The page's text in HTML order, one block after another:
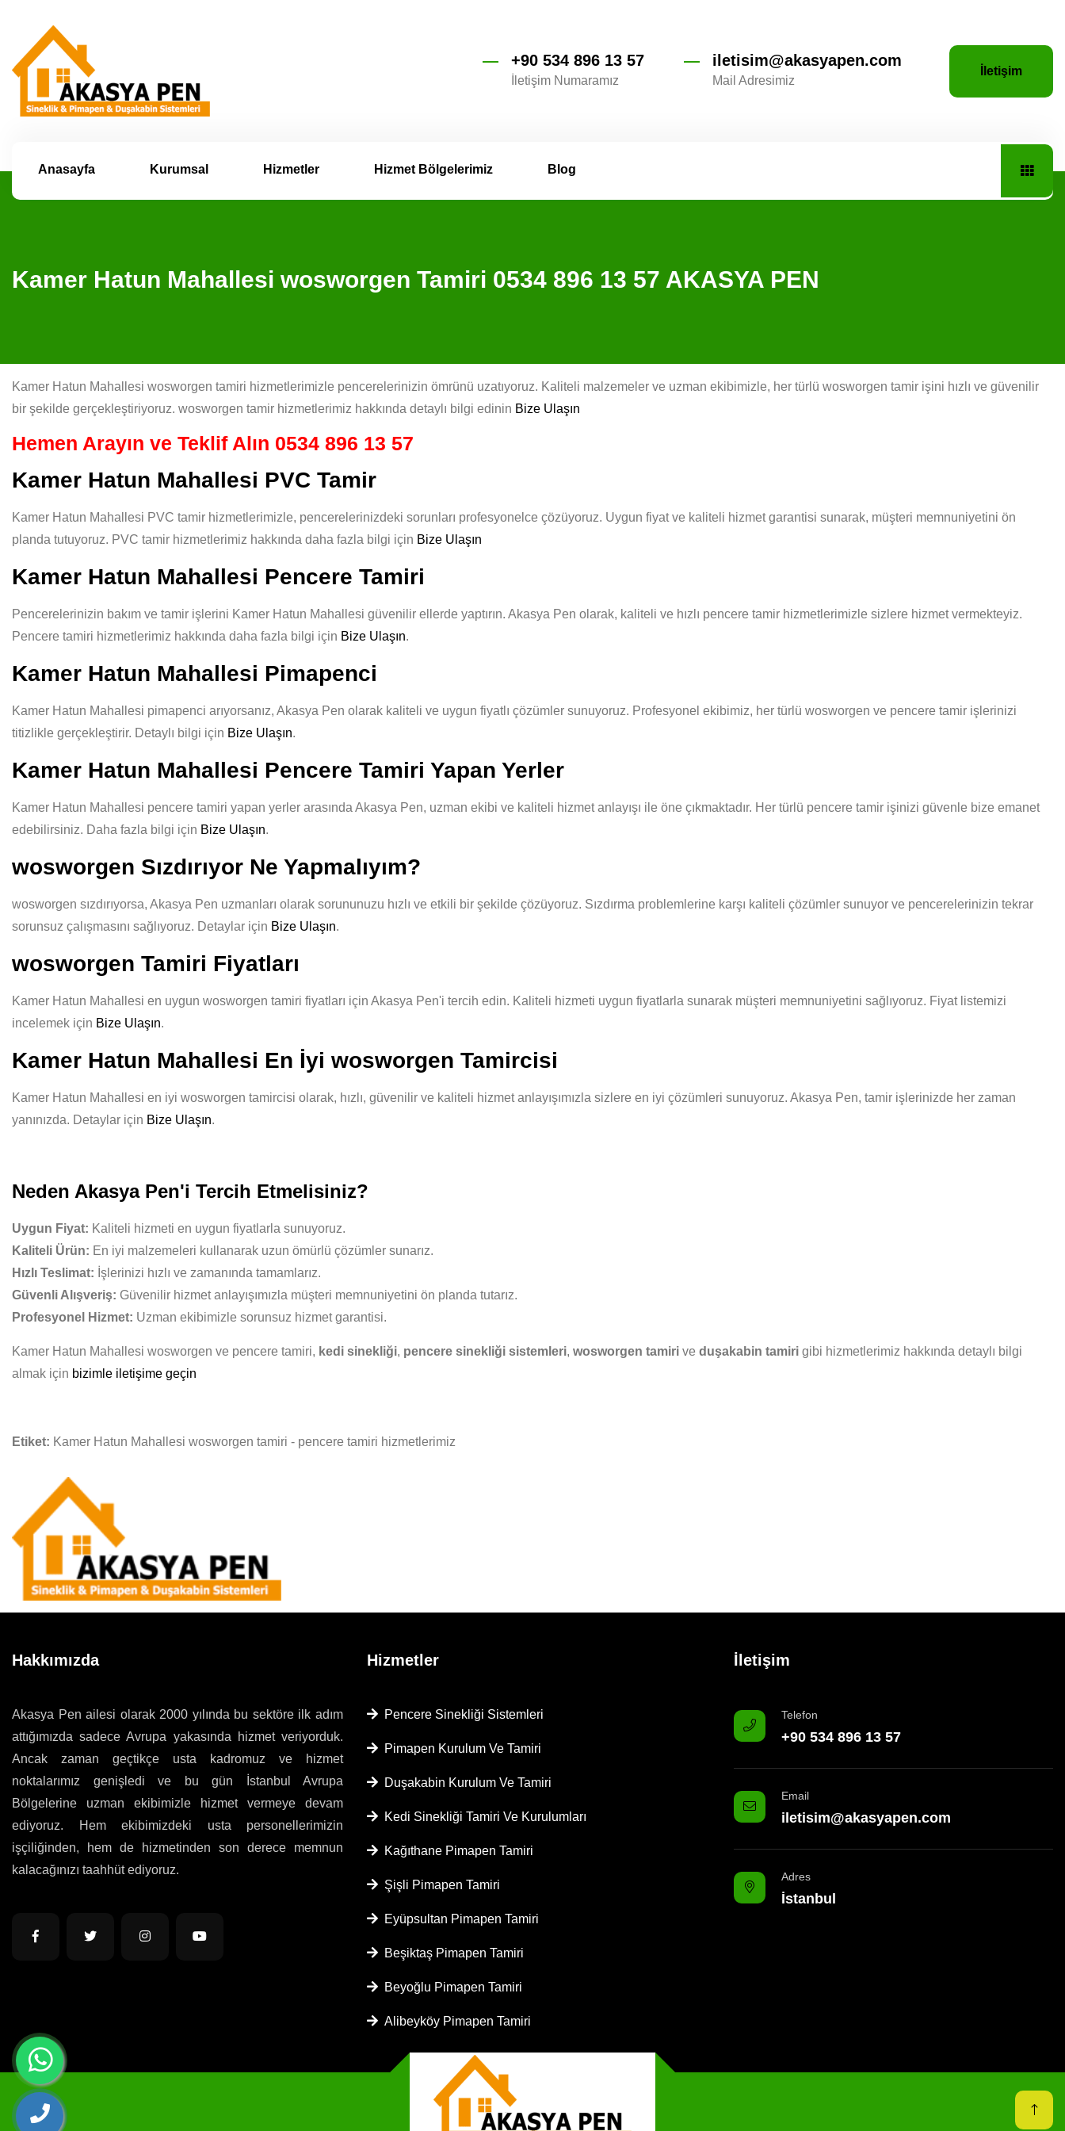
+90 534 896 13 57
İletişim Numaramız
iletisim@akasyapen.com
Mail Adresimiz
İletişim
Anasayfa Kurumsal Hizmetler Hizmet Bölgelerimiz Blog
Kamer Hatun Mahallesi wosworgen Tamiri 0534 896 13 57 AKASYA PEN
Kamer Hatun Mahallesi wosworgen tamiri hizmetlerimizle pencerelerinizin ömrünü uzatıyoruz. Kaliteli malzemeler ve uzman ekibimizle, her türlü wosworgen tamir işini hızlı ve güvenilir
bir şekilde gerçekleştiriyoruz. wosworgen tamir hizmetlerimiz hakkında detaylı bilgi edinin Bize Ulaşın
Hemen Arayın ve Teklif Alın 0534 896 13 57
Kamer Hatun Mahallesi PVC Tamir
Kamer Hatun Mahallesi PVC tamir hizmetlerimizle, pencerelerinizdeki sorunları profesyonelce çözüyoruz. Uygun fiyat ve kaliteli hizmet garantisi sunarak, müşteri memnuniyetini ön
planda tutuyoruz. PVC tamir hizmetlerimiz hakkında daha fazla bilgi için Bize Ulaşın
Kamer Hatun Mahallesi Pencere Tamiri
Pencerelerinizin bakım ve tamir işlerini Kamer Hatun Mahallesi güvenilir ellerde yaptırın. Akasya Pen olarak, kaliteli ve hızlı pencere tamir hizmetlerimizle sizlere hizmet vermekteyiz.
Pencere tamiri hizmetlerimiz hakkında daha fazla bilgi için Bize Ulaşın.
Kamer Hatun Mahallesi Pimapenci
Kamer Hatun Mahallesi pimapenci arıyorsanız, Akasya Pen olarak kaliteli ve uygun fiyatlı çözümler sunuyoruz. Profesyonel ekibimiz, her türlü wosworgen ve pencere tamir işlerinizi
titizlikle gerçekleştirir. Detaylı bilgi için Bize Ulaşın.
Kamer Hatun Mahallesi Pencere Tamiri Yapan Yerler
Kamer Hatun Mahallesi pencere tamiri yapan yerler arasında Akasya Pen, uzman ekibi ve kaliteli hizmet anlayışı ile öne çıkmaktadır. Her türlü pencere tamir işinizi güvenle bize emanet
edebilirsiniz. Daha fazla bilgi için Bize Ulaşın.
wosworgen Sızdırıyor Ne Yapmalıyım?
wosworgen sızdırıyorsa, Akasya Pen uzmanları olarak sorununuzu hızlı ve etkili bir şekilde çözüyoruz. Sızdırma problemlerine karşı kaliteli çözümler sunuyor ve pencerelerinizin tekrar
sorunsuz çalışmasını sağlıyoruz. Detaylar için Bize Ulaşın.
wosworgen Tamiri Fiyatları
Kamer Hatun Mahallesi en uygun wosworgen tamiri fiyatları için Akasya Pen'i tercih edin. Kaliteli hizmeti uygun fiyatlarla sunarak müşteri memnuniyetini sağlıyoruz. Fiyat listemizi
incelemek için Bize Ulaşın.
Kamer Hatun Mahallesi En İyi wosworgen Tamircisi
Kamer Hatun Mahallesi en iyi wosworgen tamircisi olarak, hızlı, güvenilir ve kaliteli hizmet anlayışımızla sizlere en iyi çözümleri sunuyoruz. Akasya Pen, tamir işlerinizde her zaman
yanınızda. Detaylar için Bize Ulaşın.
Neden Akasya Pen'i Tercih Etmelisiniz?
Uygun Fiyat: Kaliteli hizmeti en uygun fiyatlarla sunuyoruz.
Kaliteli Ürün: En iyi malzemeleri kullanarak uzun ömürlü çözümler sunarız.
Hızlı Teslimat: İşlerinizi hızlı ve zamanında tamamlarız.
Güvenli Alışveriş: Güvenilir hizmet anlayışımızla müşteri memnuniyetini ön planda tutarız.
Profesyonel Hizmet: Uzman ekibimizle sorunsuz hizmet garantisi.
Kamer Hatun Mahallesi wosworgen ve pencere tamiri, kedi sinekliği, pencere sinekliği sistemleri, wosworgen tamiri ve duşakabin tamiri gibi hizmetlerimiz hakkında detaylı bilgi
almak için bizimle iletişime geçin
Etiket: Kamer Hatun Mahallesi wosworgen tamiri - pencere tamiri hizmetlerimiz
Hakkımızda
Akasya Pen ailesi olarak 2000 yılında bu sektöre ilk adım
attığımızda sadece Avrupa yakasında hizmet veriyorduk.
Ancak zaman geçtikçe usta kadromuz ve hizmet
noktalarımız genişledi ve bu gün İstanbul Avrupa
Bölgelerine uzman ekibimizle hizmet vermeye devam
ediyoruz. Hem ekibimizdeki usta personellerimizin
işçiliğinden, hem de hizmetinden son derece memnun
kalacağınızı taahhüt ediyoruz.
Hizmetler
Pencere Sinekliği Sistemleri
Pimapen Kurulum Ve Tamiri
Duşakabin Kurulum Ve Tamiri
Kedi Sinekliği Tamiri Ve Kurulumları
Kağıthane Pimapen Tamiri
Şişli Pimapen Tamiri
Eyüpsultan Pimapen Tamiri
Beşiktaş Pimapen Tamiri
Beyoğlu Pimapen Tamiri
Alibeyköy Pimapen Tamiri
İletişim
Telefon
+90 534 896 13 57
Email
iletisim@akasyapen.com
Adres
İstanbul